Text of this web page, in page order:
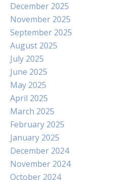
December 2025
November 2025
September 2025
August 2025
July 2025
June 2025
May 2025
April 2025
March 2025
February 2025
January 2025
December 2024
November 2024
October 2024